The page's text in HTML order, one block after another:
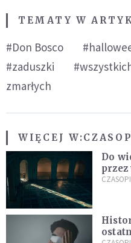
TEMATY W
#Don Bosco
#zaduszki
zmarłych
WIĘCEJ W:
Do